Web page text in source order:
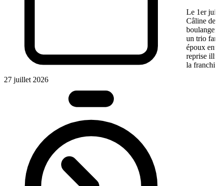
27 juillet 2026
Le 1er
Câline de
un trio
époux
reprise
la